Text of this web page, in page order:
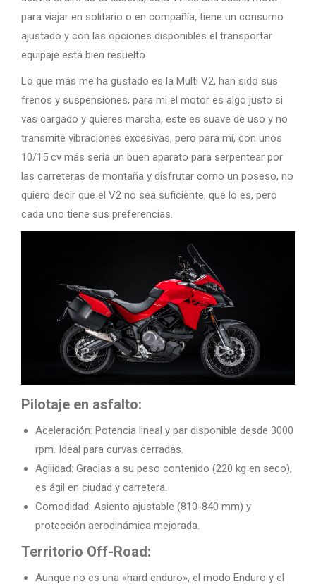
para viajar en solitario o en compañía, tiene un consumo
ajustado y con las opciones disponibles el transportar
equipaje está bien resuelto.
Lo que más me ha gustado es la Multi V2, han sido sus
frenos y suspensiones, para mi el motor es algo justo si
vas cargado y quieres marcha, este es suave de uso y no
transmite vibraciones excesivas, pero para mí, con unos
10/15 cv más seria un buen aparato para serpentear por
las carreteras de montaña y disfrutar como un poseso, no
quiero decir que el V2 no sea suficiente, que lo es, pero
cada uno tiene sus preferencias.
Pilotaje en asfalto:
Aceleración: Potencia lineal y par disponible desde 3000
rpm. Ideal para curvas cerradas.
Agilidad: Gracias a su peso contenido (220 kg en seco),
es ágil en ciudad y carretera.
Comodidad: Asiento ajustable (810-840 mm) y
protección aerodinámica mejorada.
Territorio Off-Road:
Aunque no es una «hard enduro», el modo Enduro y el